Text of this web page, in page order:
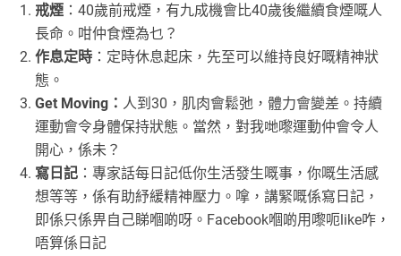
戒煙 ：40歲前戒煙，有九成機會比40歲後繼續食煙嘅人
長命。咁仲食煙為乜？
作息定時 ：定時休息起床，先至可以維持良好嘅精神狀
態。
Get Moving： 人到30，肌肉會鬆弛，體力會變差。持續
運動會令身體保持狀態。當然，對我哋嚟運動仲會令人
開心，係未？
寫日記 ：專家話每日記低你生活發生嘅事，你嘅生活感
想等等，係有助紓緩精神壓力。嗱，講緊嘅係寫日記，
即係只係畀自己睇嗰啲呀。Facebook嗰啲用嚟呃like咋，
唔算係日記